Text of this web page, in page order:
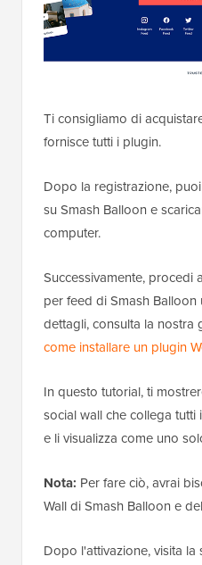
Ti consigliamo di
fornisce tutti i plugin.
Dopo la registrazione,
su Smash Balloon e
computer.
Successivamente, procedi
per feed di Smash
dettagli, consulta la nostra
come installare un plugin
In questo tutorial, ti
social wall che collega
e li visualizza come uno
Nota: Per fare ciò, avrai
Wall di Smash Balloon e
Dopo l'attivazione, visita la